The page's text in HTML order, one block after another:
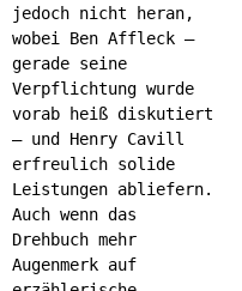
jedoch nicht heran,
wobei Ben Affleck –
gerade seine
Verpflichtung wurde
vorab heiß diskutiert
– und Henry Cavill
erfreulich solide
Leistungen abliefern.
Auch wenn das
Drehbuch mehr
Augenmerk auf